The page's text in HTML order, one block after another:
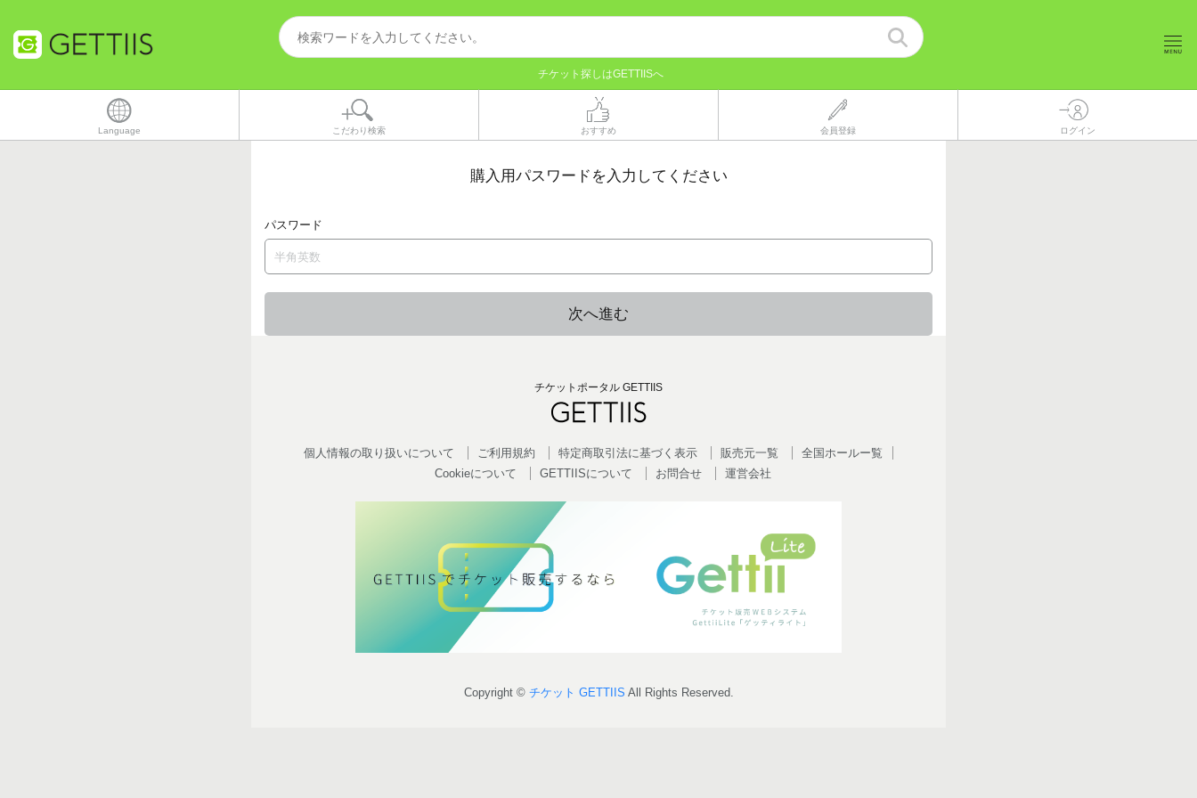
チケット探しはGETTIISへ
Language こだわり検索 おすすめ 会員登録 ログイン
購入用パスワードを入力してください
パスワード
次へ進む
チケットポータル GETTIIS
個人情報の取り扱いについて ご利用規約 特定商取引法に基づく表示 販売元一覧
全国ホールー覧
Cookieについて
GETTIISについて お問合せ 運営会社
Copyright © チケット GETTIIS All Rights Reserved.